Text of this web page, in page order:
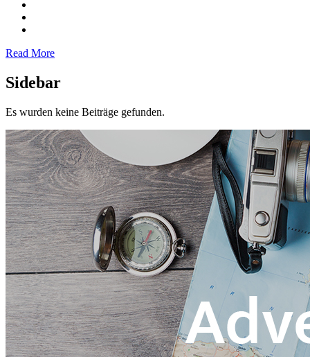
Read More
Sidebar
Es wurden keine Beiträge gefunden.